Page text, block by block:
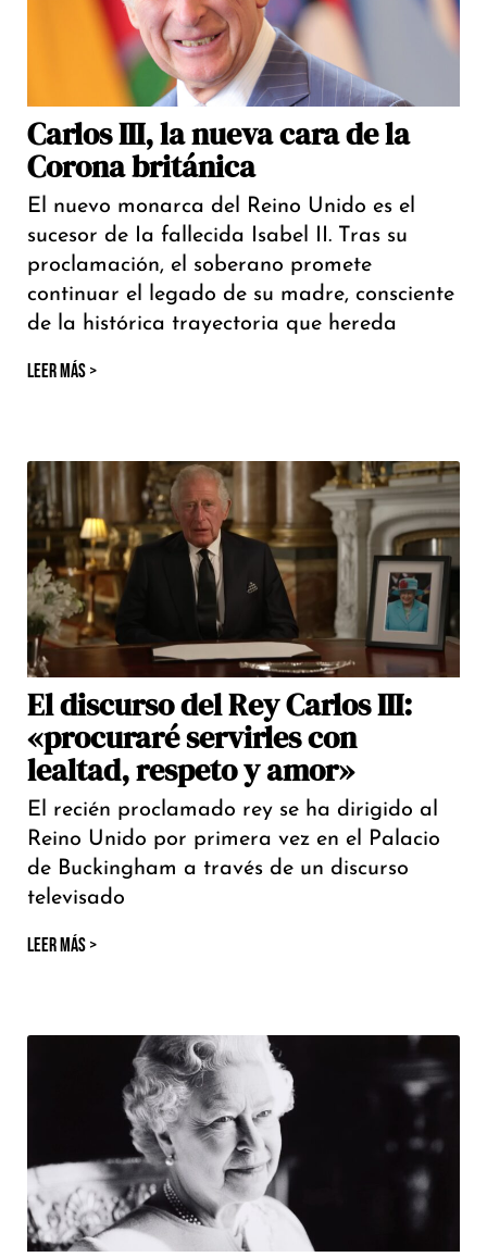
Carlos III, la nueva cara de la
Corona británica
El nuevo monarca del Reino Unido es el
sucesor de Ia fallecida Isabel II. Tras su
proclamación, el soberano promete
continuar el legado de su madre, consciente
de la histórica trayectoria que hereda
LEER MÁS >
El discurso del Rey Carlos III:
«procuraré servirles con
lealtad, respeto y amor»
El recién proclamado rey se ha dirigido al
Reino Unido por primera vez en el Palacio
de Buckingham a través de un discurso
televisado
LEER MÁS >